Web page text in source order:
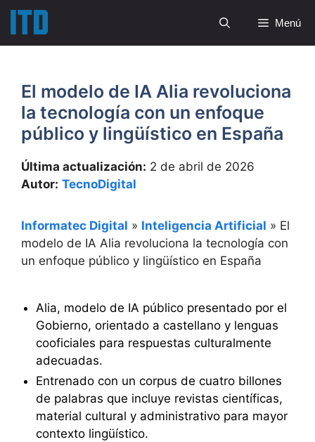
Saltar
contenido
Menú
El modelo de IA Alia revoluciona
la tecnología con un enfoque
público y lingüístico en España
Última actualización: 2 de abril de 2026
Autor: TecnoDigital
Informatec Digital » Inteligencia Artificial » El
modelo de IA Alia revoluciona la tecnología con
un enfoque público y lingüístico en España
Alia, modelo de IA público presentado por el
Gobierno, orientado a castellano y lenguas
cooficiales para respuestas culturalmente
adecuadas.
Entrenado con un corpus de cuatro billones
de palabras que incluye revistas científicas,
material cultural y administrativo para mayor
contexto lingüístico.